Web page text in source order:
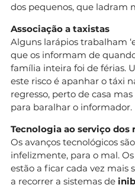
dos pequenos, que ladram
Associação a taxistas
Alguns larápios trabalham
que os informam de
família inteira foi de férias.
este risco é apanhar o táxi
regresso, perto de casa
para baralhar o informador.
Tecnologia ao serviço dos
Os avanços tecnológicos
infelizmente, para o mal.
estão a ficar cada vez mais
a recorrer a sistemas de